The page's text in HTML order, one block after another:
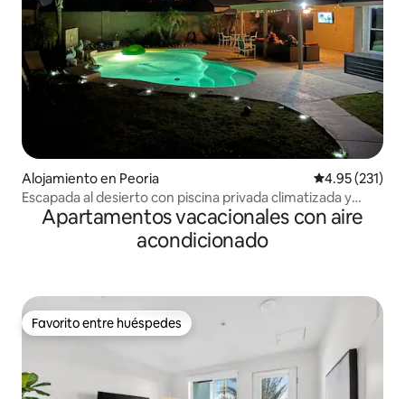
Alojamiento en Peoria Calificación
4.95 (231)
Escapada al desierto con piscina privada climatizada y
patio trasero
Apartamentos vacacionales con aire
acondicionado
Favorito entre huéspedes
Favorito entre huéspedes